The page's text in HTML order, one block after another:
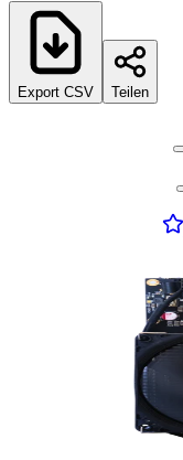
Export CSV Teilen